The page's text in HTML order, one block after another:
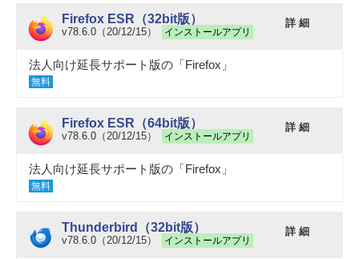
Firefox ESR（32bit版）
v78.6.0（20/12/15） インストールアプリ
詳 細
法人向け延長サポート版の「Firefox」
無料
Firefox ESR（64bit版）
v78.6.0（20/12/15） インストールアプリ
詳 細
法人向け延長サポート版の「Firefox」
無料
Thunderbird（32bit版）
v78.6.0（20/12/15） インストールアプリ
詳 細